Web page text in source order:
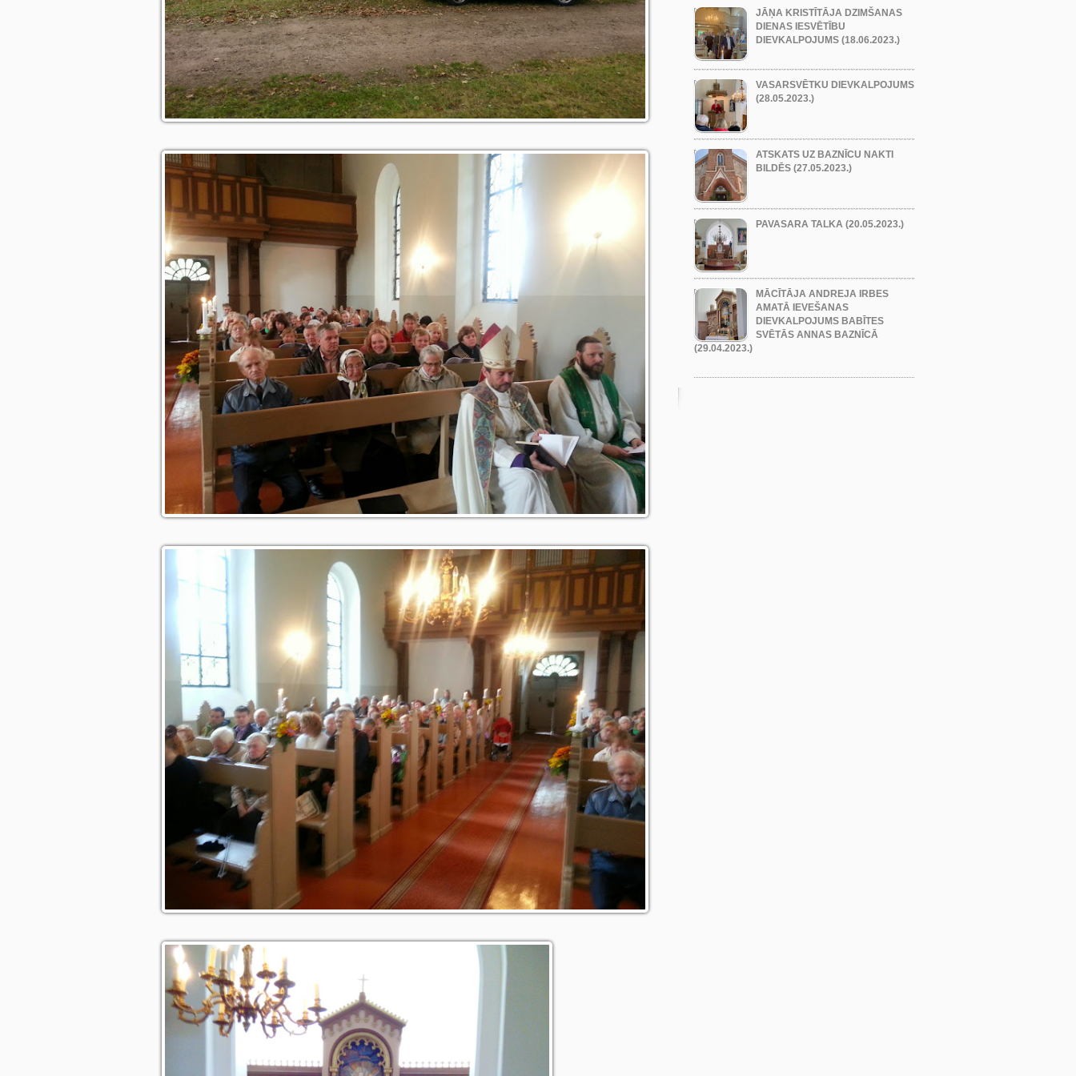
JĀŅA KRISTĪTĀJA DZIMŠANAS
DIENAS IESVĒTĪBU
DIEVKALPOJUMS (18.06.2023.)
VASARSVĒTKU DIEVKALPOJUMS
(28.05.2023.)
ATSKATS UZ BAZNĪCU NAKTI
BILDĒS (27.05.2023.)
PAVASARA TALKA (20.05.2023.)
MĀCĪTĀJA ANDREJA IRBES
AMATĀ IEVEŠANAS
DIEVKALPOJUMS BABĪTES
SVĒTĀS ANNAS BAZNĪCĀ
(29.04.2023.)